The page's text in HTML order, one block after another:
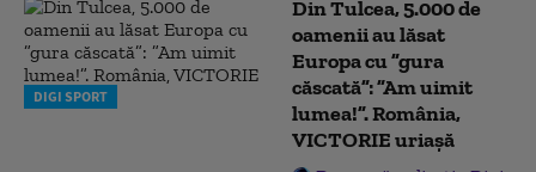
DIGI SPORT
Din Tulcea, 5.000 de
oamenii au lăsat
Europa cu ”gura
căscată”: ”Am uimit
lumea!”. România,
VICTORIE uriașă